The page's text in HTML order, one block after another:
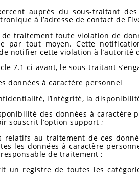
auprès du sous-traitant
à l’adresse de contact de
traitement toute violation de
par tout moyen. Cette
notifier cette violation à l’autorité
7.1 ci-avant, le sous-traitant
données à caractère personnel
l’intégrité, la
des données à caractère
souscrit l’option support ;
au traitement de ces
les données à caractère
de traitement ;
un registre de toutes les